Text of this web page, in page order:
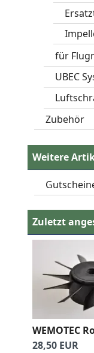
für
UBEC
Zubehör
Weitere
Zuletzt
WEMOTEC
28,50 EUR